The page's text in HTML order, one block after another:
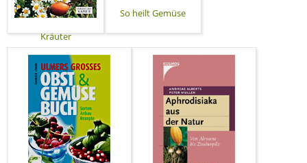
Kräuter
So heilt Gemüse